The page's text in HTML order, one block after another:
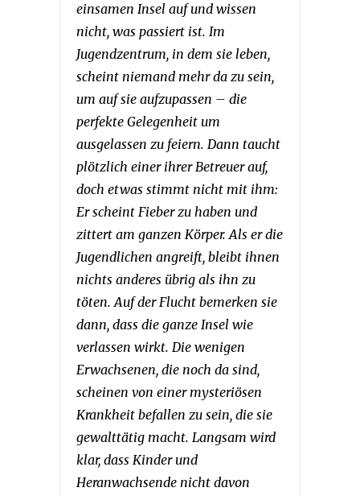
einsamen Insel auf und wissen
nicht, was passiert ist. Im
Jugendzentrum, in dem sie leben,
scheint niemand mehr da zu sein,
um auf sie aufzupassen – die
perfekte Gelegenheit um
ausgelassen zu feiern. Dann taucht
plötzlich einer ihrer Betreuer auf,
doch etwas stimmt nicht mit ihm:
Er scheint Fieber zu haben und
zittert am ganzen Körper. Als er die
Jugendlichen angreift, bleibt ihnen
nichts anderes übrig als ihn zu
töten. Auf der Flucht bemerken sie
dann, dass die ganze Insel wie
verlassen wirkt. Die wenigen
Erwachsenen, die noch da sind,
scheinen von einer mysteriösen
Krankheit befallen zu sein, die sie
gewalttätig macht. Langsam wird
klar, dass Kinder und
Heranwachsende nicht davon